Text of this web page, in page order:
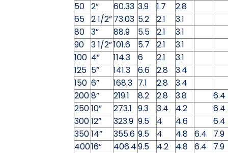
50 2” 60.33 3.9 1.7
2.8
65 2 1/2”73.03 5.2 2.1
3.1
80 3” 88.9 5.5 2.1
3.1
90
3 1/2”101.6 5.7 2.1
3.1
100 4” 114.3 6 2.1
3.1
125 5” 141.3 6.6 2.8
3.4
150 6” 168.3 7.1 2.8
3.4
2008” 219.1 8.2 2.8 3.8
6.4
25010” 273.1 9.3 3.4 4.2
6.4
30012” 323.9 9.5 4 4.6
6.4
35014” 355.6 9.5 4 4.8 6.4
7.9
40016” 406.49.5 4.2 4.8 6.4
7.9